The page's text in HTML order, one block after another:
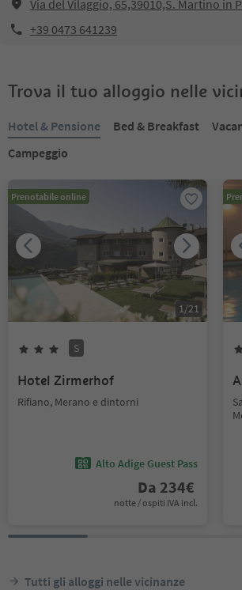
Via del Vilaggio, 65,39010,S. Martino in
+39 0473 641239
Trova il tuo alloggio nelle
Hotel & Pensione Bed & Breakfast
Campeggio
Prenotabile online
1/21
S
Hotel Zirmerhof
Rifiano, Merano e dintorni
Alto Adige Guest Pass
Da 234€
notte / ospiti IVA incl.
Tutti gli alloggi nelle vicinanze